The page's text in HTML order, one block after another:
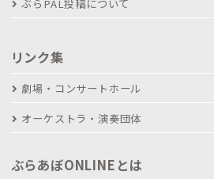
ぶらPAL投稿について
リンク集
劇場・コンサートホール
オーケストラ・演奏団体
ぶらあぼONLINEとは